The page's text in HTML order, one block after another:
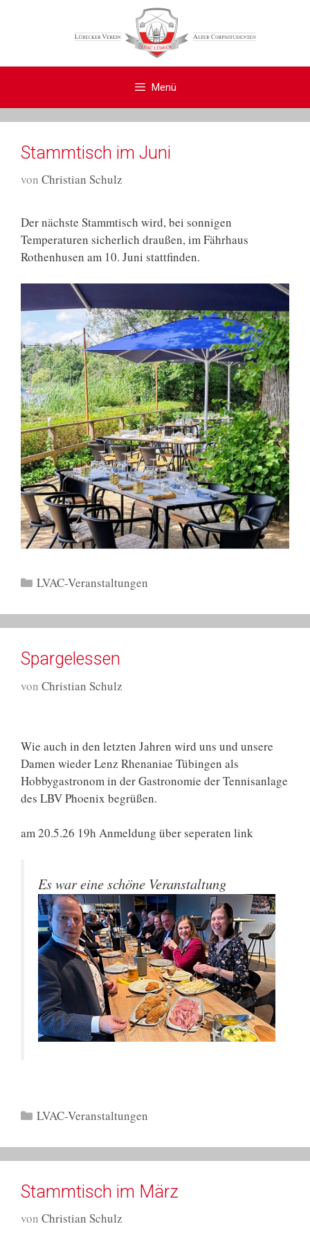
Menü
Stammtisch im Juni
von Christian Schulz
Der nächste Stammtisch wird, bei sonnigen
Temperaturen sicherlich draußen, im Fährhaus
Rothenhusen am 10. Juni stattfinden.
Kategorien
LVAC-Veranstaltungen
Spargelessen
von Christian Schulz
Wie auch in den letzten Jahren wird uns und unsere
Damen wieder Lenz Rhenaniae Tübingen als
Hobbygastronom in der Gastronomie der Tennisanlage
des LBV Phoenix begrüßen.
am 20.5.26 19h Anmeldung über seperaten link
Es war eine schöne Veranstaltung
Kategorien
LVAC-Veranstaltungen
Stammtisch im März
von Christian Schulz